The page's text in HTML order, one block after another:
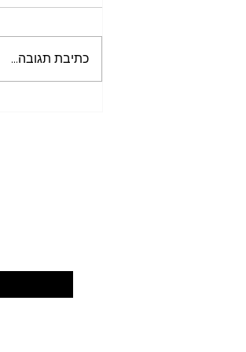
כתיבת תגובה...